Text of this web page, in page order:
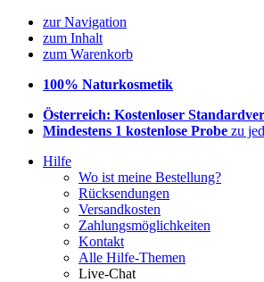
zur Navigation
zum Inhalt
zum Warenkorb
100% Naturkosmetik
Österreich: Kostenloser
Mindestens 1 kostenlose Probe zu
Hilfe
Wo ist meine Bestellung?
Rücksendungen
Versandkosten
Zahlungsmöglichkeiten
Kontakt
Alle Hilfe-Themen
Live-Chat